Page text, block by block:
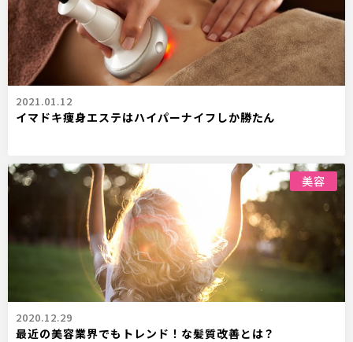
2021.01.12
イマドキ痩身エステはハイパーナイフしか勝たん
美容
2020.12.29
最近の美容業界でもトレンド！な髪質改善とは？